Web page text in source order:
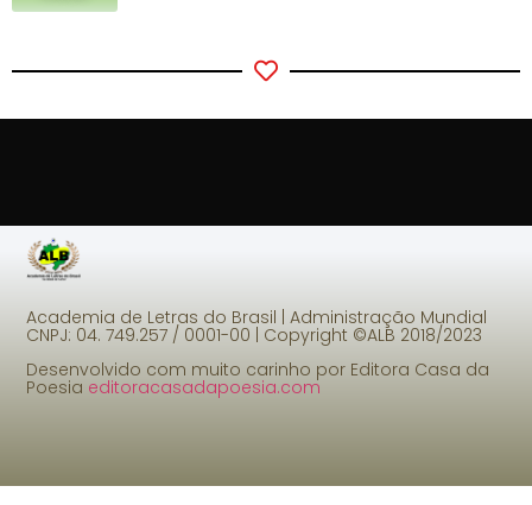
Academia de Letras do Brasil | Administração Mundial
CNPJ: 04. 749.257 / 0001-00 | Copyright ©ALB 2018/2023
Desenvolvido com muito carinho por Editora Casa da
Poesia editoracasadapoesia.com